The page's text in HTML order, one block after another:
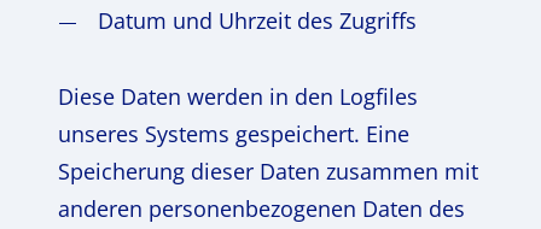
Datum und Uhrzeit des Zugriffs
Diese Daten werden in den Logfiles
unseres Systems gespeichert. Eine
Speicherung dieser Daten zusammen mit
anderen personenbezogenen Daten des